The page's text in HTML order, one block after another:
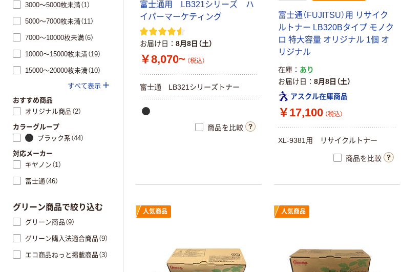
富士通用 LB321シリーズ ハ
イパーマーケティング
お届け日 8月8日（土）
￥8,070~ （税込）
富士通 LB321シリーズトナー
商品を比較
富士通（FUJITSU）用 リサイク
ルトナー LB320Bタイプ モノク
ロ 特大容量 オリジナル 1個 オ
リジナル
在庫
あり
お届け日
8月8日（土）
アスクル在庫商品
￥17,100 （税込）
XL-9381用 リサイクルトナー
商品を比較
人気商品 人気商品
3000～5000枚未満（1）
5000～7000枚未満（11）
7000～10000枚未満（6）
10000～15000枚未満（19）
15000～20000枚未満（10）
すべて表示
おすすめ商品
オリジナル商品（2）
カラーグループ
ブラック系（44）
対応メーカー
キヤノン（1）
富士通（46）
グリーン商品で絞り込む
グリーン商品（9）
グリーン購入法適合商品（9）
エコ商品ねっと掲載商品（3）